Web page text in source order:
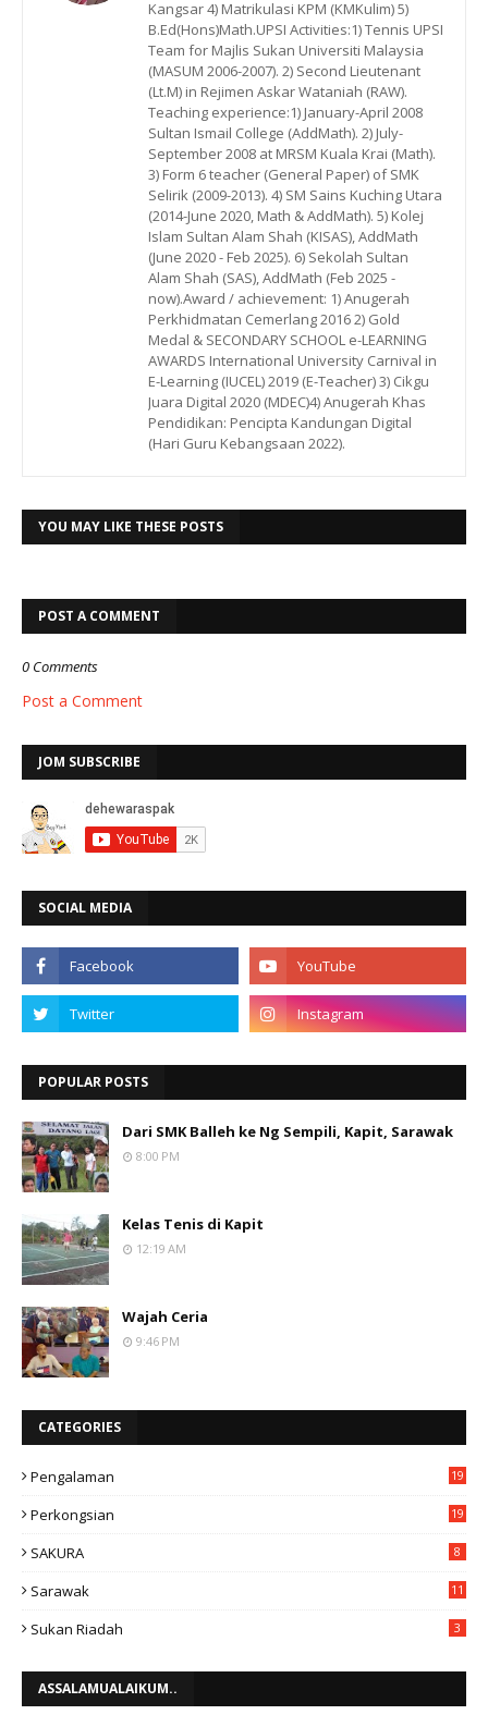
Kangsar 4) Matrikulasi KPM (KMKulim) 5)
B.Ed(Hons)Math.UPSI Activities:1) Tennis UPSI
Team for Majlis Sukan Universiti Malaysia
(MASUM 2006-2007). 2) Second Lieutenant
(Lt.M) in Rejimen Askar Wataniah (RAW).
Teaching experience:1) January-April 2008
Sultan Ismail College (AddMath). 2) July-
September 2008 at MRSM Kuala Krai (Math).
3) Form 6 teacher (General Paper) of SMK
Selirik (2009-2013). 4) SM Sains Kuching Utara
(2014-June 2020, Math & AddMath). 5) Kolej
Islam Sultan Alam Shah (KISAS), AddMath
(June 2020 - Feb 2025). 6) Sekolah Sultan
Alam Shah (SAS), AddMath (Feb 2025 -
now).Award / achievement: 1) Anugerah
Perkhidmatan Cemerlang 2016 2) Gold
Medal & SECONDARY SCHOOL e-LEARNING
AWARDS International University Carnival in
E-Learning (IUCEL) 2019 (E-Teacher) 3) Cikgu
Juara Digital 2020 (MDEC)4) Anugerah Khas
Pendidikan: Pencipta Kandungan Digital
(Hari Guru Kebangsaan 2022).
YOU MAY LIKE THESE POSTS
POST A COMMENT
0 Comments
Post a Comment
JOM SUBSCRIBE
SOCIAL MEDIA
POPULAR POSTS
Dari SMK Balleh ke Ng Sempili, Kapit, Sarawak
8:00 PM
Kelas Tenis di Kapit
12:19 AM
Wajah Ceria
9:46 PM
CATEGORIES
Pengalaman 19
Perkongsian 19
SAKURA 8
Sarawak 11
Sukan Riadah 3
ASSALAMUALAIKUM..